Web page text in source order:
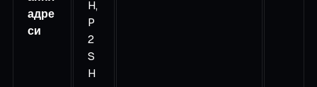
адре
си
H,
P
2
S
H